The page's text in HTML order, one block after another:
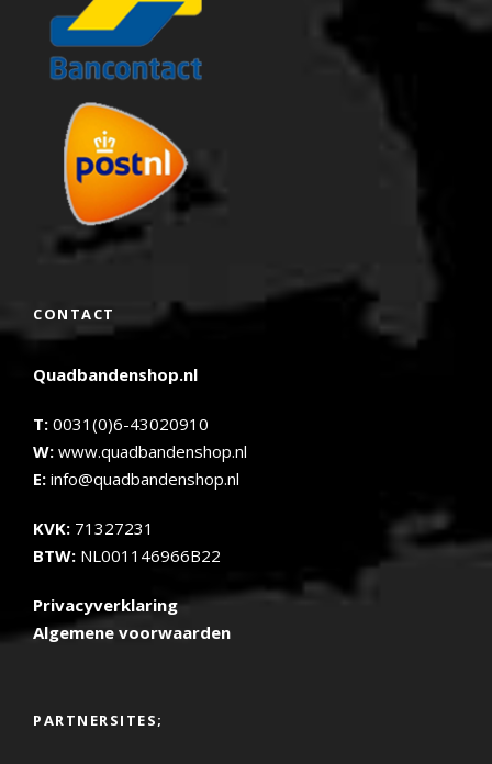
CONTACT
Quadbandenshop.nl
T: 0031(0)6-43020910
W: www.quadbandenshop.nl
E: info@quadbandenshop.nl
KVK: 71327231
BTW: NL001146966B22
Privacyverklaring
Algemene voorwaarden
PARTNERSITES;